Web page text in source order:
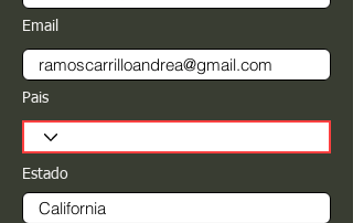
Email
Pais
Estado